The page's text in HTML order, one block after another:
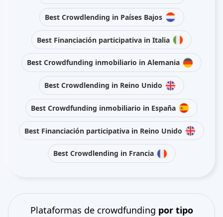
Best Crowdlending in Países Bajos
Best Financiación participativa in Italia
Best Crowdfunding inmobiliario in Alemania
Best Crowdlending in Reino Unido
Best Crowdfunding inmobiliario in España
Best Financiación participativa in Reino Unido
Best Crowdlending in Francia
Plataformas de crowdfunding por tipo